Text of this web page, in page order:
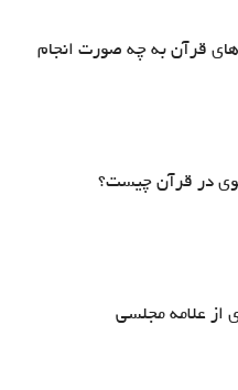
قرآن به چه صورت انجام
در قرآن چیست؟
از علامه مجلسی